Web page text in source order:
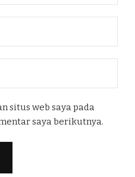
situs web saya pada
saya berikutnya.